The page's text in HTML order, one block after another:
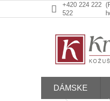
+420 224 222
522
DÁMSKE